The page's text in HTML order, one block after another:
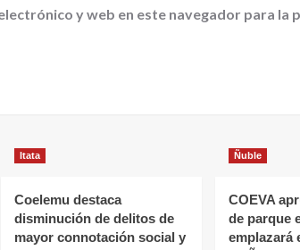
y web en este navegador para la
Itata
Coelemu destaca
disminución de delitos de
mayor connotación social y
Ñuble
COEVA
de parque
emplazará